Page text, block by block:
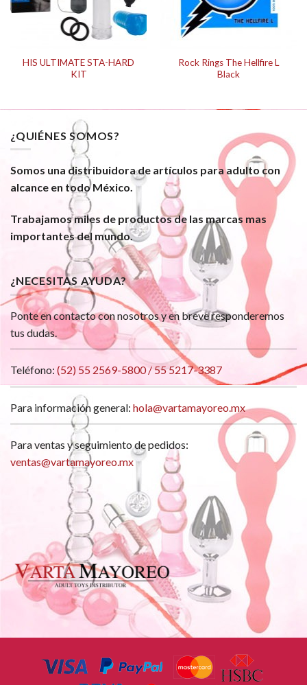
HIS ULTIMATE STA-HARD
KIT
Rock Rings The Hellfire L
Black
¿QUIÉNES SOMOS?
Somos una distribuidora de artículos para adulto con
alcance en todo México.
Trabajamos miles de productos de las marcas mas
importantes del mundo.
¿NECESITAS AYUDA?
Ponte en contacto con nosotros y en breve responderemos
tus dudas.
Teléfono: (52) 55 2569-5800 / 55 5217-3387
Para información general: hola@vartamayoreo.mx
Para ventas y seguimiento de pedidos:
ventas@vartamayoreo.mx